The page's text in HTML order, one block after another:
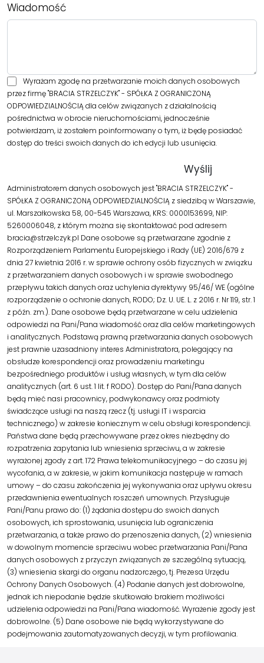
Wiadomość
Wyrażam zgodę na przetwarzanie moich danych osobowych
przez firmę "BRACIA STRZELCZYK" - SPÓŁKA Z OGRANICZONĄ
ODPOWIEDZIALNOŚCIĄ dla celów związanych z działalnością
pośrednictwa w obrocie nieruchomościami, jednocześnie
potwierdzam, iż zostałem poinformowany o tym, iż będę posiadać
dostęp do treści swoich danych do ich edycji lub usunięcia.
Administratorem danych osobowych jest "BRACIA STRZELCZYK" -
SPÓŁKA Z OGRANICZONĄ ODPOWIEDZIALNOŚCIĄ z siedzibą w Warszawie,
ul. Marszałkowska 58, 00-545 Warszawa, KRS: 0000153699, NIP:
5260006048, z którym można się skontaktować pod adresem
bracia@strzelczyk.pl Dane osobowe są przetwarzane zgodnie z
Rozporządzeniem Parlamentu Europejskiego i Rady (UE) 2016/679 z
dnia 27 kwietnia 2016 r. w sprawie ochrony osób fizycznych w związku
z przetwarzaniem danych osobowych i w sprawie swobodnego
przepływu takich danych oraz uchylenia dyrektywy 95/46/ WE (ogólne
rozporządzenie o ochronie danych, RODO; Dz. U. UE. L. z 2016 r. Nr 119, str. 1
z późn. zm.). Dane osobowe będą przetwarzane w celu udzielenia
odpowiedzi na Pani/Pana wiadomość oraz dla celów marketingowych
i analitycznych. Podstawą prawną przetwarzania danych osobowych
jest prawnie uzasadniony interes Administratora, polegający na
obsłudze korespondencji oraz prowadzeniu marketingu
bezpośredniego produktów i usług własnych, w tym dla celów
analitycznych (art. 6 ust. 1 lit. f RODO). Dostęp do Pani/Pana danych
będą mieć nasi pracownicy, podwykonawcy oraz podmioty
świadczące usługi na naszą rzecz (tj. usługi IT i wsparcia
technicznego) w zakresie koniecznym w celu obsługi korespondencji.
Państwa dane będą przechowywane przez okres niezbędny do
rozpatrzenia zapytania lub wniesienia sprzeciwu, a w zakresie
wyrażonej zgody z art. 172 Prawa telekomunikacyjnego – do czasu jej
wycofania, a w zakresie, w jakim komunikacja następuje w ramach
umowy – do czasu zakończenia jej wykonywania oraz upływu okresu
przedawnienia ewentualnych roszczeń umownych. Przysługuje
Pani/Panu prawo do: (1) żądania dostępu do swoich danych
osobowych, ich sprostowania, usunięcia lub ograniczenia
przetwarzania, a także prawo do przenoszenia danych, (2) wniesienia
w dowolnym momencie sprzeciwu wobec przetwarzania Pani/Pana
danych osobowych z przyczyn związanych ze szczególną sytuacją,
(3) wniesienia skargi do organu nadzorczego, tj. Prezesa Urzędu
Ochrony Danych Osobowych. (4) Podanie danych jest dobrowolne,
jednak ich niepodanie będzie skutkowało brakiem możliwości
udzielenia odpowiedzi na Pani/Pana wiadomość. Wyrażenie zgody jest
dobrowolne. (5) Dane osobowe nie będą wykorzystywane do
podejmowania zautomatyzowanych decyzji, w tym profilowania.